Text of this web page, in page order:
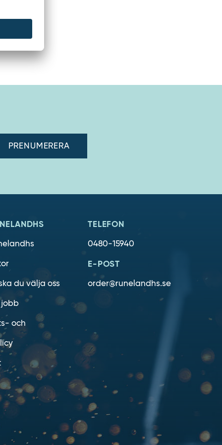
du välja oss
och
TELEFON
0480-15940
E-POST
order@runelandhs.se